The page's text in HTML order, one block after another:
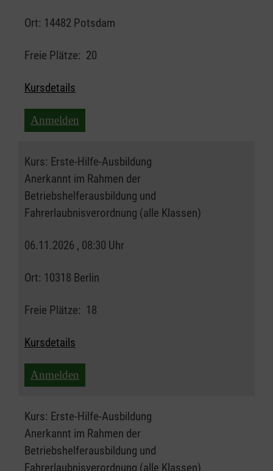
Ort: 14482 Potsdam
Freie Plätze: 20
Kursdetails
Anmelden
Kurs: Erste-Hilfe-Ausbildung
Anerkannt im Rahmen der
Betriebshelferausbildung und
Fahrerlaubnisverordnung (alle Klassen)
06.11.2026 , 08:30 Uhr
Ort: 10318 Berlin
Freie Plätze: 18
Kursdetails
Anmelden
Kurs: Erste-Hilfe-Ausbildung
Anerkannt im Rahmen der
Betriebshelferausbildung und
Fahrerlaubnisverordnung (alle Klassen)